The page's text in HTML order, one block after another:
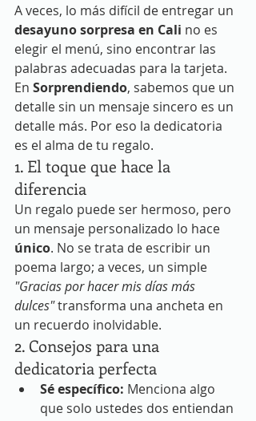
A veces, lo más difícil de entregar un
desayuno sorpresa en Cali no es
elegir el menú, sino encontrar las
palabras adecuadas para la tarjeta.
En Sorprendiendo, sabemos que un
detalle sin un mensaje sincero es un
detalle más. Por eso la dedicatoria
es el alma de tu regalo.
1. El toque que hace la
diferencia
Un regalo puede ser hermoso, pero
un mensaje personalizado lo hace
único. No se trata de escribir un
poema largo; a veces, un simple
"Gracias por hacer mis días más
dulces" transforma una ancheta en
un recuerdo inolvidable.
2. Consejos para una
dedicatoria perfecta
Sé específico: Menciona algo
que solo ustedes dos entiendan